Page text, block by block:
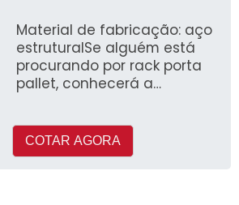
Material de fabricação: aço
estruturalSe alguém está
procurando por rack porta
pallet, conhecerá a
COTAR AGORA